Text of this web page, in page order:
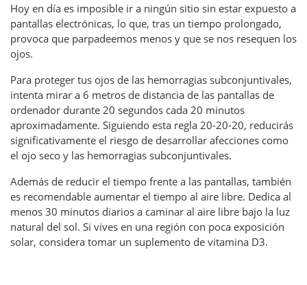
Hoy en día es imposible ir a ningún sitio sin estar expuesto a
pantallas electrónicas, lo que, tras un tiempo prolongado,
provoca que parpadeemos menos y que se nos resequen los
ojos.
Para proteger tus ojos de las hemorragias subconjuntivales,
intenta mirar a 6 metros de distancia de las pantallas de
ordenador durante 20 segundos cada 20 minutos
aproximadamente. Siguiendo esta regla 20-20-20, reducirás
significativamente el riesgo de desarrollar afecciones como
el ojo seco y las hemorragias subconjuntivales.
Además de reducir el tiempo frente a las pantallas, también
es recomendable aumentar el tiempo al aire libre. Dedica al
menos 30 minutos diarios a caminar al aire libre bajo la luz
natural del sol. Si vives en una región con poca exposición
solar, considera tomar un suplemento de vitamina D3.